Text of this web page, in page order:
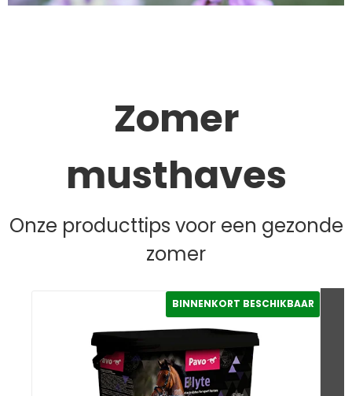
Zomer
musthaves
Onze producttips voor een gezonde
zomer
BINNENKORT BESCHIKBAAR